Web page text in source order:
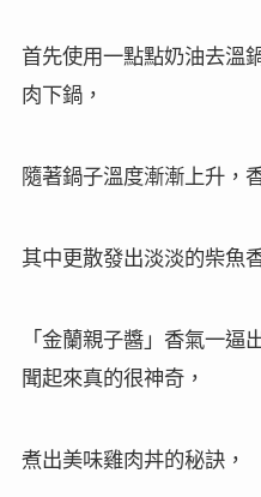
首先使用一點點奶油去溫
肉下鍋，
隨著鍋子溫度漸漸上升，
其中更散發出淡淡的柴魚
「金蘭親子醬」香氣一逼
聞起來真的很神奇，
煮出美味雞肉丼的秘訣，